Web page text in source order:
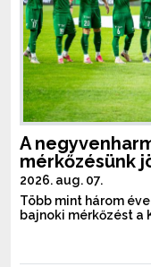
A
mérkőzésünk
2026. aug. 07.
Több mint három
bajnoki mérkőzést a